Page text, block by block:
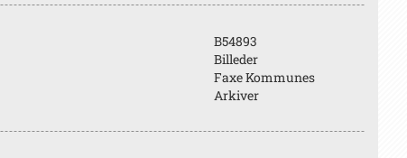
B54893
Billeder
Faxe Kommunes
Arkiver